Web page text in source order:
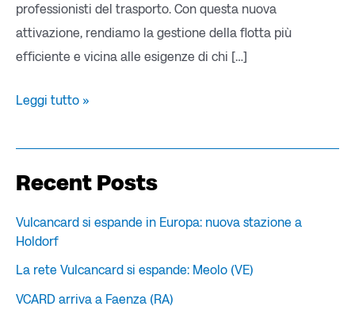
professionisti del trasporto. Con questa nuova
attivazione, rendiamo la gestione della flotta più
efficiente e vicina alle esigenze di chi […]
Leggi tutto »
Recent Posts
Vulcancard si espande in Europa: nuova stazione a
Holdorf
La rete Vulcancard si espande: Meolo (VE)
VCARD arriva a Faenza (RA)